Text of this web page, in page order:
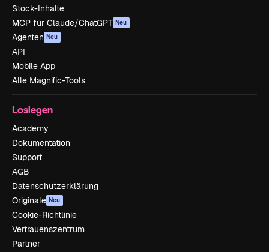
Stock-Inhalte
MCP für Claude/ChatGPT Neu
Agenten Neu
API
Mobile App
Alle Magnific-Tools
Loslegen
Academy
Dokumentation
Support
AGB
Datenschutzerklärung
Originale Neu
Cookie-Richtlinie
Vertrauenszentrum
Partner